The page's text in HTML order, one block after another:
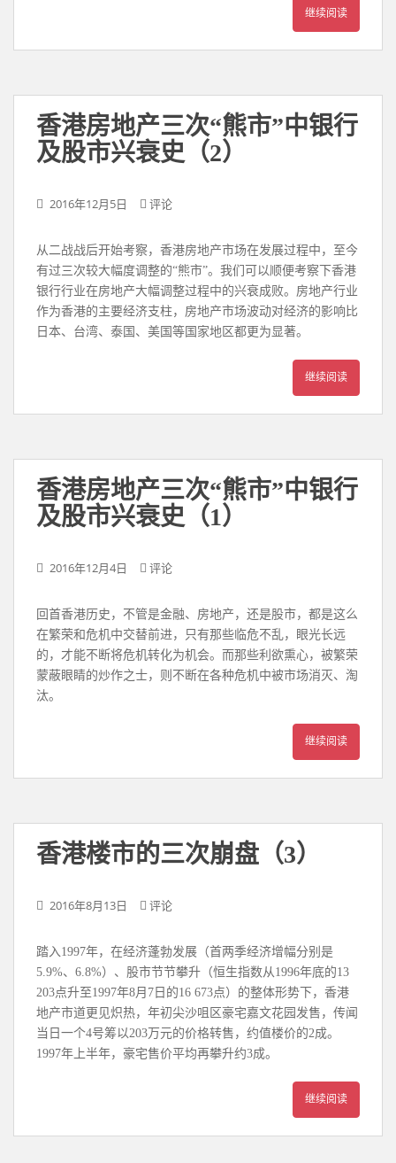
继续阅读
香港房地产三次“熊市”中银行
及股市兴衰史（2）
2016年12月5日 评论
从二战战后开始考察，香港房地产市场在发展过程中，至今
有过三次较大幅度调整的“熊市”。我们可以顺便考察下香港
银行行业在房地产大幅调整过程中的兴衰成败。房地产行业
作为香港的主要经济支柱，房地产市场波动对经济的影响比
日本、台湾、泰国、美国等国家地区都更为显著。
继续阅读
香港房地产三次“熊市”中银行
及股市兴衰史（1）
2016年12月4日 评论
回首香港历史，不管是金融、房地产，还是股市，都是这么
在繁荣和危机中交替前进，只有那些临危不乱，眼光长远
的，才能不断将危机转化为机会。而那些利欲熏心，被繁荣
蒙蔽眼睛的炒作之士，则不断在各种危机中被市场消灭、淘
汰。
继续阅读
香港楼市的三次崩盘（3）
2016年8月13日 评论
踏入1997年，在经济蓬勃发展（首两季经济增幅分别是
5.9%、6.8%）、股市节节攀升（恒生指数从1996年底的13
203点升至1997年8月7日的16 673点）的整体形势下，香港
地产市道更见炽热，年初尖沙咀区豪宅嘉文花园发售，传闻
当日一个4号筹以203万元的价格转售，约值楼价的2成。
1997年上半年，豪宅售价平均再攀升约3成。
继续阅读